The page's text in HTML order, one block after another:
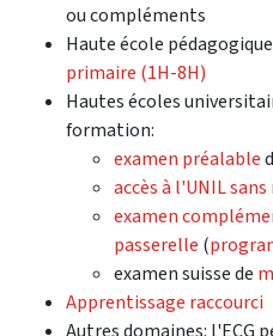
ou compléments
Haute école
primaire (1H-8H)
Hautes écoles
formation:
examen préalable
accès à l'UNIL
examen
passerelle (
examen suisse de
Apprentissage raccourci
Autres domaines: l'ECG